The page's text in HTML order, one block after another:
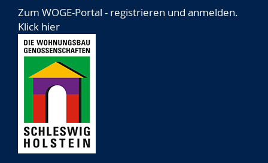
Zum WOGE-Portal - registrieren und anmelden.
Klick hier